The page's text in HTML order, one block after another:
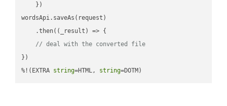
    })
wordsApi.saveAs(request)
    .then(
( _result ) => {
// deal with the converted file
})
%!(EXTRA string=HTML, string=DOTM)